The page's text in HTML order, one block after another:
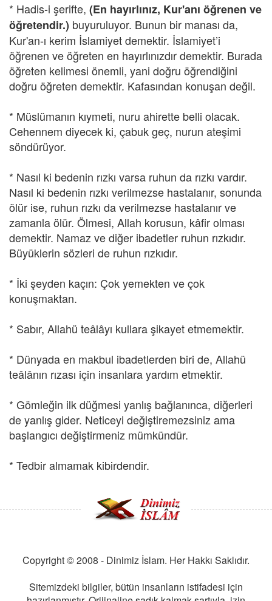
* Hadis-i şerifte, (En hayırlınız, Kur'anı öğrenen ve
öğretendir.) buyuruluyor. Bunun bir manası da,
Kur'an-ı kerim İslamiyet demektir. İslamiyet’i
öğrenen ve öğreten en hayırlınızdır demektir. Burada
öğreten kelimesi önemli, yani doğru öğrendiğini
doğru öğreten demektir. Kafasından konuşan değil.
* Müslümanın kıymeti, nuru ahirette belli olacak.
Cehennem diyecek ki, çabuk geç, nurun ateşimi
söndürüyor.
* Nasıl ki bedenin rızkı varsa ruhun da rızkı vardır.
Nasıl ki bedenin rızkı verilmezse hastalanır, sonunda
ölür ise, ruhun rızkı da verilmezse hastalanır ve
zamanla ölür. Ölmesi, Allah korusun, kâfir olması
demektir. Namaz ve diğer ibadetler ruhun rızkıdır.
Büyüklerin sözleri de ruhun rızkıdır.
* İki şeyden kaçın: Çok yemekten ve çok
konuşmaktan.
* Sabır, Allahü teâlâyı kullara şikayet etmemektir.
* Dünyada en makbul ibadetlerden biri de, Allahü
teâlânın rızası için insanlara yardım etmektir.
* Gömleğin ilk düğmesi yanlış bağlanınca, diğerleri
de yanlış gider. Neticeyi değiştiremezsiniz ama
başlangıcı değiştirmeniz mümkündür.
* Tedbir almamak kibirdendir.
Copyright © 2008 - Dinimiz İslam. Her Hakkı Saklıdır.
Sitemizdeki bilgiler, bütün insanların istifadesi için